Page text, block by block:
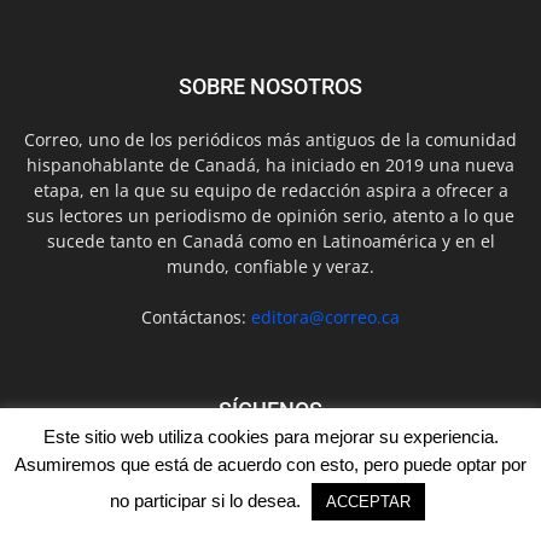
SOBRE NOSOTROS
Correo, uno de los periódicos más antiguos de la comunidad
hispanohablante de Canadá, ha iniciado en 2019 una nueva
etapa, en la que su equipo de redacción aspira a ofrecer a
sus lectores un periodismo de opinión serio, atento a lo que
sucede tanto en Canadá como en Latinoamérica y en el
mundo, confiable y veraz.
Contáctanos: editora@correo.ca
SÍGUENOS
Este sitio web utiliza cookies para mejorar su experiencia.
Asumiremos que está de acuerdo con esto, pero puede optar por
no participar si lo desea.
ACCEPTAR